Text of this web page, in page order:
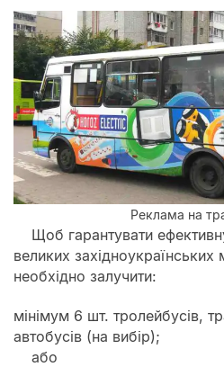
Реклама на
Щоб гарантувати
великих західноукраїнських
необхідно залучити:
мінімум 6 шт. тролейбусів,
автобусів (на вибір);
або